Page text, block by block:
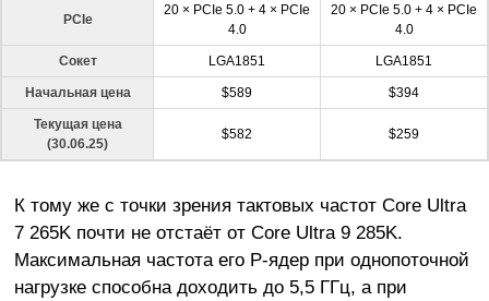
PCIe
20 × PCIe 5.0 + 4 × PCIe
4.0
20 × PCIe 5.0 + 4 × PCIe
4.0
Сокет LGA1851 LGA1851
Начальная цена $589 $394
Текущая цена
(30.06.25)
$582 $259
К тому же с точки зрения тактовых частот Core Ultra
7 265K почти не отстаёт от Core Ultra 9 285K.
Максимальная частота его P-ядер при однопоточной
нагрузке способна доходить до 5,5 ГГц, а при